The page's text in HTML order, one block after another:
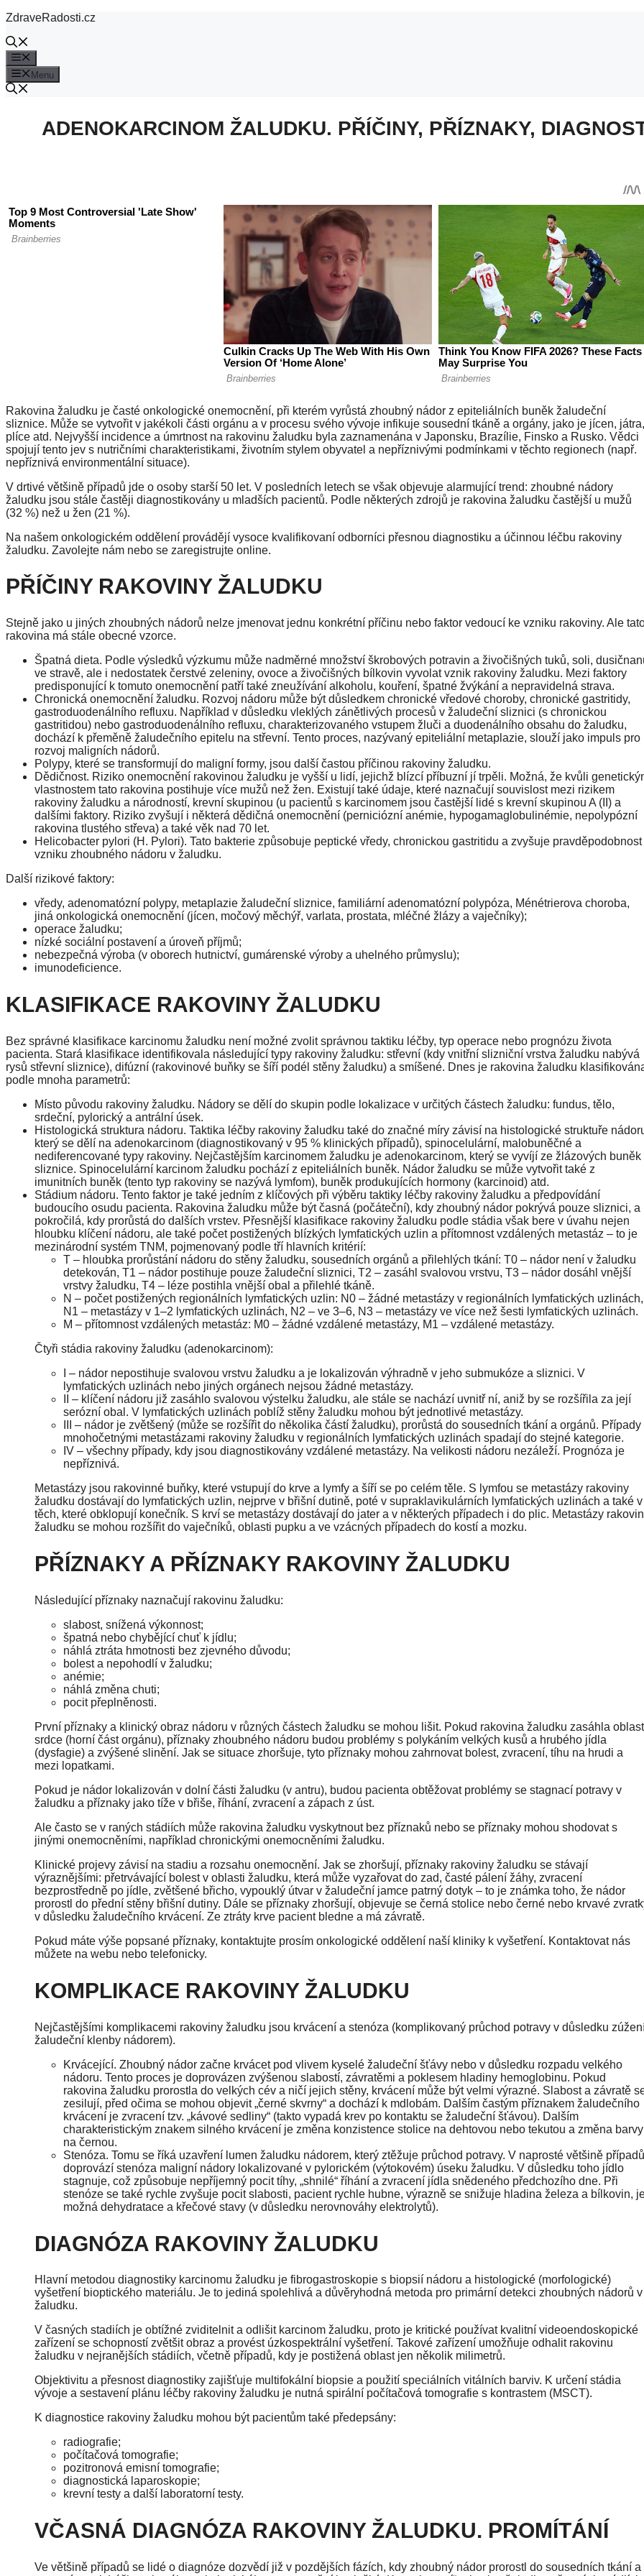
Přeskočit
obsah
ZdraveRadosti.cz
Menu
ADENOKARCINOM ŽALUDKU. PŘÍČINY, PŘÍZNAKY,
Rakovina žaludku je časté onkologické onemocnění, při kterém vyrůstá zhoubný nádor z epiteliálních buněk žaludeční
sliznice. Může se vytvořit v jakékoli části orgánu a v procesu svého vývoje infikuje sousední tkáně a orgány, jako je jícen, játra,
plíce atd. Nejvyšší incidence a úmrtnost na rakovinu žaludku byla zaznamenána v Japonsku, Brazílie, Finsko a Rusko. Vědci
spojují tento jev s nutričními charakteristikami, životním stylem obyvatel a nepříznivými podmínkami v těchto regionech (např.
nepříznivá environmentální situace).
V drtivé většině případů jde o osoby starší 50 let. V posledních letech se však objevuje alarmující trend: zhoubné nádory
žaludku jsou stále častěji diagnostikovány u mladších pacientů. Podle některých zdrojů je rakovina žaludku častější u mužů
(32 %) než u žen (21 %).
Na našem onkologickém oddělení provádějí vysoce kvalifikovaní odborníci přesnou diagnostiku a účinnou léčbu rakoviny
žaludku. Zavolejte nám nebo se zaregistrujte online.
PŘÍČINY RAKOVINY ŽALUDKU
Stejně jako u jiných zhoubných nádorů nelze jmenovat jednu konkrétní příčinu nebo faktor vedoucí ke vzniku rakoviny. Ale
rakovina má stále obecné vzorce.
Špatná dieta. Podle výsledků výzkumu může nadměrné množství škrobových potravin a živočišných tuků, soli,
ve stravě, ale i nedostatek čerstvé zeleniny, ovoce a živočišných bílkovin vyvolat vznik rakoviny žaludku. Mezi faktory
predisponující k tomuto onemocnění patří také zneužívání alkoholu, kouření, špatné žvýkání a nepravidelná strava.
Chronická onemocnění žaludku. Rozvoj nádoru může být důsledkem chronické vředové choroby, chronické gastritidy,
gastroduodenálního refluxu. Například v důsledku vleklých zánětlivých procesů v žaludeční sliznici (s chronickou
gastritidou) nebo gastroduodenálního refluxu, charakterizovaného vstupem žluči a duodenálního obsahu do žaludku,
dochází k přeměně žaludečního epitelu na střevní. Tento proces, nazývaný epiteliální metaplazie, slouží jako impuls pro
rozvoj maligních nádorů.
Polypy, které se transformují do maligní formy, jsou další častou příčinou rakoviny žaludku.
Dědičnost. Riziko onemocnění rakovinou žaludku je vyšší u lidí, jejichž blízcí příbuzní jí trpěli. Možná, že kvůli
vlastnostem tato rakovina postihuje více mužů než žen. Existují také údaje, které naznačují souvislost mezi rizikem
rakoviny žaludku a národností, krevní skupinou (u pacientů s karcinomem jsou častější lidé s krevní skupinou A (II) a
dalšími faktory. Riziko zvyšují i ​​některá dědičná onemocnění (perniciózní anémie, hypogamaglobulinémie, nepolypózní
rakovina tlustého střeva) a také věk nad 70 let.
Helicobacter pylori (H. Pylori). Tato bakterie způsobuje peptické vředy, chronickou gastritidu a zvyšuje pravděpodobnost
vzniku zhoubného nádoru v žaludku.
Další rizikové faktory:
vředy, adenomatózní polypy, metaplazie žaludeční sliznice, familiární adenomatózní polypóza, Ménétrierova choroba,
jiná onkologická onemocnění (jícen, močový měchýř, varlata, prostata, mléčné žlázy a vaječníky);
operace žaludku;
nízké sociální postavení a úroveň příjmů;
nebezpečná výroba (v oborech hutnictví, gumárenské výroby a uhelného průmyslu);
imunodeficience.
KLASIFIKACE RAKOVINY ŽALUDKU
Bez správné klasifikace karcinomu žaludku není možné zvolit správnou taktiku léčby, typ operace nebo prognózu života
pacienta. Stará klasifikace identifikovala následující typy rakoviny žaludku: střevní (kdy vnitřní slizniční vrstva žaludku nabývá
rysů střevní sliznice), difúzní (rakovinové buňky se šíří podél stěny žaludku) a smíšené. Dnes je rakovina žaludku
podle mnoha parametrů:
Místo původu rakoviny žaludku. Nádory se dělí do skupin podle lokalizace v určitých částech žaludku: fundus, tělo,
srdeční, pylorický a antrální úsek.
Histologická struktura nádoru. Taktika léčby rakoviny žaludku také do značné míry závisí na histologické struktuře
který se dělí na adenokarcinom (diagnostikovaný v 95 % klinických případů), spinocelulární, malobuněčné a
nediferencované typy rakoviny. Nejčastějším karcinomem žaludku je adenokarcinom, který se vyvíjí ze žlázových buněk
sliznice. Spinocelulární karcinom žaludku pochází z epiteliálních buněk. Nádor žaludku se může vytvořit také z
imunitních buněk (tento typ rakoviny se nazývá lymfom), buněk produkujících hormony (karcinoid) atd.
Stádium nádoru. Tento faktor je také jedním z klíčových při výběru taktiky léčby rakoviny žaludku a předpovídání
budoucího osudu pacienta. Rakovina žaludku může být časná (počáteční), kdy zhoubný nádor pokrývá pouze sliznici, a
pokročilá, kdy prorůstá do dalších vrstev. Přesnější klasifikace rakoviny žaludku podle stádia však bere v úvahu nejen
hloubku klíčení nádoru, ale také počet postižených blízkých lymfatických uzlin a přítomnost vzdálených metastáz – to je
mezinárodní systém TNM, pojmenovaný podle tří hlavních kritérií:
T – hloubka prorůstání nádoru do stěny žaludku, sousedních orgánů a přilehlých tkání: T0 – nádor není v žaludku
detekován, T1 – nádor postihuje pouze žaludeční sliznici, T2 – zasáhl svalovou vrstvu, T3 – nádor dosáhl vnější
vrstvy žaludku, T4 – léze postihla vnější obal a přilehlé tkáně.
N – počet postižených regionálních lymfatických uzlin: N0 – žádné metastázy v regionálních lymfatických uzlinách,
N1 – metastázy v 1–2 lymfatických uzlinách, N2 – ve 3–6, N3 – metastázy ve více než šesti lymfatických uzlinách.
M – přítomnost vzdálených metastáz: M0 – žádné vzdálené metastázy, M1 – vzdálené metastázy.
Čtyři stádia rakoviny žaludku (adenokarcinom):
I – nádor nepostihuje svalovou vrstvu žaludku a je lokalizován výhradně v jeho submukóze a sliznici. V
lymfatických uzlinách nebo jiných orgánech nejsou žádné metastázy.
II – klíčení nádoru již zasáhlo svalovou výstelku žaludku, ale stále se nachází uvnitř ní, aniž by se rozšířila za její
serózní obal. V lymfatických uzlinách poblíž stěny žaludku mohou být jednotlivé metastázy.
III – nádor je zvětšený (může se rozšířit do několika částí žaludku), prorůstá do sousedních tkání a orgánů. Případy
mnohočetnými metastázami rakoviny žaludku v regionálních lymfatických uzlinách spadají do stejné kategorie.
IV – všechny případy, kdy jsou diagnostikovány vzdálené metastázy. Na velikosti nádoru nezáleží. Prognóza je
nepříznivá.
Metastázy jsou rakovinné buňky, které vstupují do krve a lymfy a šíří se po celém těle. S lymfou se metastázy rakoviny
žaludku dostávají do lymfatických uzlin, nejprve v břišní dutině, poté v supraklavikulárních lymfatických uzlinách a také v
těch, které obklopují konečník. S krví se metastázy dostávají do jater a v některých případech i do plic. Metastázy
žaludku se mohou rozšířit do vaječníků, oblasti pupku a ve vzácných případech do kostí a mozku.
PŘÍZNAKY A PŘÍZNAKY RAKOVINY ŽALUDKU
Následující příznaky naznačují rakovinu žaludku:
slabost, snížená výkonnost;
špatná nebo chybějící chuť k jídlu;
náhlá ztráta hmotnosti bez zjevného důvodu;
bolest a nepohodlí v žaludku;
anémie;
náhlá změna chuti;
pocit přeplněnosti.
První příznaky a klinický obraz nádoru v různých částech žaludku se mohou lišit. Pokud rakovina žaludku zasáhla oblast
srdce (horní část orgánu), příznaky zhoubného nádoru budou problémy s polykáním velkých kusů a hrubého jídla
(dysfagie) a zvýšené slinění. Jak se situace zhoršuje, tyto příznaky mohou zahrnovat bolest, zvracení, tíhu na hrudi a
mezi lopatkami.
Pokud je nádor lokalizován v dolní části žaludku (v antru), budou pacienta obtěžovat problémy se stagnací potravy v
žaludku a příznaky jako tíže v břiše, říhání, zvracení a zápach z úst.
Ale často se v raných stádiích může rakovina žaludku vyskytnout bez příznaků nebo se příznaky mohou shodovat s
jinými onemocněními, například chronickými onemocněními žaludku.
Klinické projevy závisí na stadiu a rozsahu onemocnění. Jak se zhoršují, příznaky rakoviny žaludku se stávají
výraznějšími: přetrvávající bolest v oblasti žaludku, která může vyzařovat do zad, časté pálení žáhy, zvracení
bezprostředně po jídle, zvětšené břicho, vypouklý útvar v žaludeční jamce patrný dotyk – to je známka toho, že nádor
prorostl do přední stěny břišní dutiny. Dále se příznaky zhoršují, objevuje se černá stolice nebo černé nebo krvavé
v důsledku žaludečního krvácení. Ze ztráty krve pacient bledne a má závratě.
Pokud máte výše popsané příznaky, kontaktujte prosím onkologické oddělení naší kliniky k vyšetření. Kontaktovat nás
můžete na webu nebo telefonicky.
KOMPLIKACE RAKOVINY ŽALUDKU
Nejčastějšími komplikacemi rakoviny žaludku jsou krvácení a stenóza (komplikovaný průchod potravy v důsledku
žaludeční klenby nádorem).
Krvácející. Zhoubný nádor začne krvácet pod vlivem kyselé žaludeční šťávy nebo v důsledku rozpadu velkého
nádoru. Tento proces je doprovázen zvýšenou slabostí, závratěmi a poklesem hladiny hemoglobinu. Pokud
rakovina žaludku prorostla do velkých cév a ničí jejich stěny, krvácení může být velmi výrazné. Slabost a závratě
zesilují, před očima se mohou objevit „černé skvrny“ a dochází k mdlobám. Dalším častým příznakem žaludečního
krvácení je zvracení tzv. „kávové sedliny“ (takto vypadá krev po kontaktu se žaludeční šťávou). Dalším
charakteristickým znakem silného krvácení je změna konzistence stolice na dehtovou nebo tekutou a změna barvy
na černou.
Stenóza. Tomu se říká uzavření lumen žaludku nádorem, který ztěžuje průchod potravy. V naprosté většině případů
doprovází stenóza maligní nádory lokalizované v pylorickém (výtokovém) úseku žaludku. V důsledku toho jídlo
stagnuje, což způsobuje nepříjemný pocit tíhy, „shnilé“ říhání a zvracení jídla snědeného předchozího dne. Při
stenóze se také rychle zvyšuje pocit slabosti, pacient rychle hubne, výrazně se snižuje hladina železa a bílkovin,
možná dehydratace a křečové stavy (v důsledku nerovnováhy elektrolytů).
DIAGNÓZA RAKOVINY ŽALUDKU
Hlavní metodou diagnostiky karcinomu žaludku je fibrogastroskopie s biopsií nádoru a histologické (morfologické)
vyšetření bioptického materiálu. Je to jediná spolehlivá a důvěryhodná metoda pro primární detekci zhoubných nádorů v
žaludku.
V časných stadiích je obtížné zviditelnit a odlišit karcinom žaludku, proto je kritické používat kvalitní videoendoskopické
zařízení se schopností zvětšit obraz a provést úzkospektrální vyšetření. Takové zařízení umožňuje odhalit rakovinu
žaludku v nejranějších stádiích, včetně případů, kdy je postižená oblast jen několik milimetrů.
Objektivitu a přesnost diagnostiky zajišťuje multifokální biopsie a použití speciálních vitálních barviv. K určení stádia
vývoje a sestavení plánu léčby rakoviny žaludku je nutná spirální počítačová tomografie s kontrastem (MSCT).
K diagnostice rakoviny žaludku mohou být pacientům také předepsány:
radiografie;
počítačová tomografie;
pozitronová emisní tomografie;
diagnostická laparoskopie;
krevní testy a další laboratorní testy.
VČASNÁ DIAGNÓZA RAKOVINY ŽALUDKU. PROMÍTÁNÍ
Ve většině případů se lidé o diagnóze dozvědí již v pozdějších fázích, kdy zhoubný nádor prorostl do sousedních tkání a